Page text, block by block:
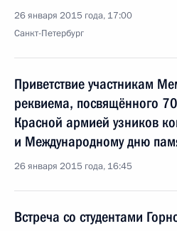
26 января 2015 года, 17:00
Санкт-Петербург
Приветствие участникам
реквиема, посвящённого
Красной армией узников
и Международному дню
26 января 2015 года, 16:45
Встреча со студентами